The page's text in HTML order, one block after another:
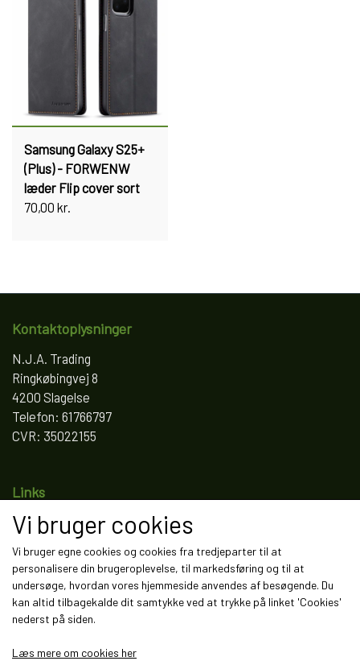
Samsung Galaxy S25+
(Plus) - FORWENW
læder Flip cover sort
70,00 kr.
Kontaktoplysninger
N.J.A. Trading
Ringkøbingvej 8
4200 Slagelse
Telefon: 61766797
CVR: 35022155
Links
Salgs- og leveringsbetingelser
Fortrydelse og reklamation
Kunde login
Om os
Kontakt
Vi bruger cookies
Vi bruger egne cookies og cookies fra tredjeparter til at
personalisere din brugeroplevelse, til markedsføring og til at
undersøge, hvordan vores hjemmeside anvendes af besøgende. Du
kan altid tilbagekalde dit samtykke ved at trykke på linket 'Cookies'
nederst på siden.
Læs mere om cookies her